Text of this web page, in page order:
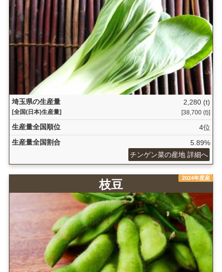
埼玉県の生産量
[全国(日本)生産量]
2,280 (t)
[38,700 (t)]
生産量全国順位
4位
生産量全国割合
5.89%
チンゲン菜の産地 詳細へ
2024年度産
枝豆